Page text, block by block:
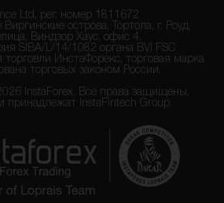
Ltd, рег. номер 1811672
острова, Тортола, г. Роуд,
Виндзор Хаус, офис 4.
SIBA/L/14/1082 органа BVI FSC
ИнстаФорекс, торговая марка
торговых законом России.
InstaForex. Все права защищены.
принадлежат InstaFintech Group.